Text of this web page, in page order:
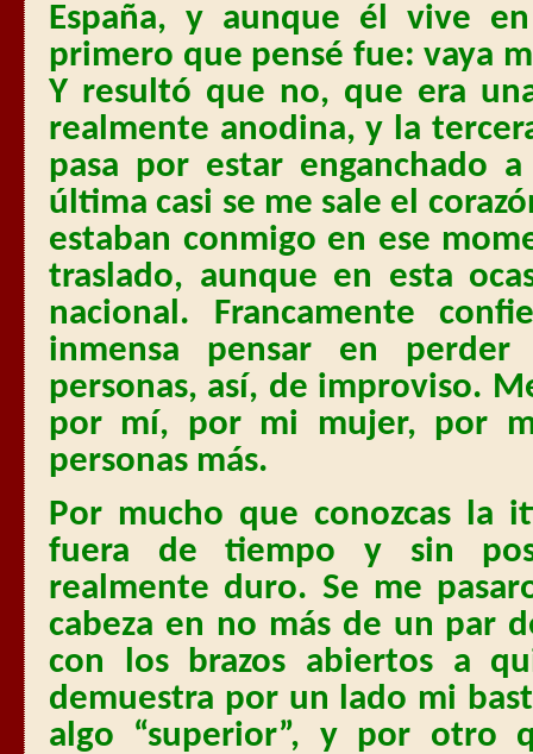
España, y aunque él vive
primero que pensé fue: vaya
Y resultó que no, que era
realmente anodina, y la
pasa por estar enganchado
última casi se me sale el
estaban conmigo en ese
traslado, aunque en esta
nacional. Francamente
inmensa pensar en
personas, así, de improviso.
por mí, por mi mujer, por
personas más.
Por mucho que conozcas la
fuera de tiempo y sin
realmente duro. Se me
cabeza en no más de un par
con los brazos abiertos a
demuestra por un lado mi
algo “superior”, y por otro